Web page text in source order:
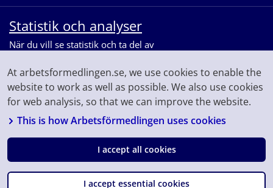
At arbetsformedlingen.se, we use cookies to enable the
website to work as well as possible. We also use cookies
for web analysis, so that we can improve the website.
This is how Arbetsförmedlingen uses cookies
I accept all cookies
I accept essential cookies
Statistik och analyser
När du vill se statistik och ta del av
Följ oss på Facebook Linkedin Youtube Instagram